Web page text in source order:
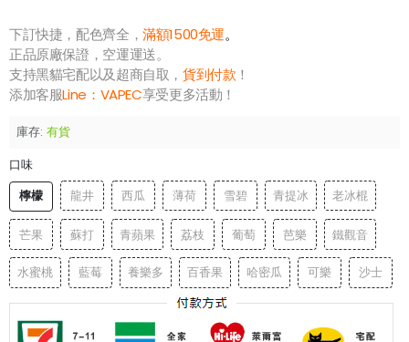
下訂快捷，配色齊全，滿額1500免運。
正品原廠保證，空運運送。
支持黑貓宅配以及超商自取，貨到付款 ！
添加客服Line： VAPEC享受更多活動！
庫存: 有貨
口味
檸檬 龍井 西瓜 薄荷 雪碧 青提冰 老冰棍
芒果 蘇打 青蘋果 荔枝 葡萄 芭樂 鐵觀音
水蜜桃 藍莓 養樂多 百香果 哈密瓜 可樂 沙士